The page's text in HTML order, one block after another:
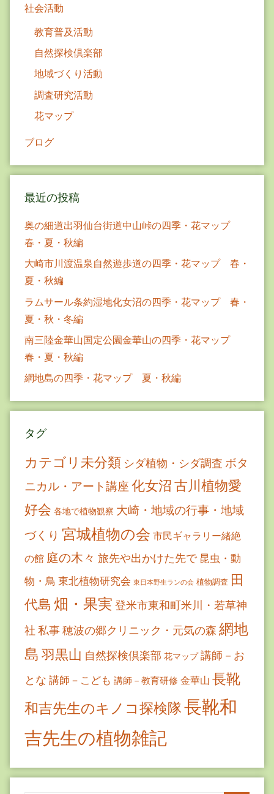
社会活動
教育普及活動
自然探検倶楽部
地域づくり活動
調査研究活動
花マップ
ブログ
最近の投稿
奥の細道出羽仙台街道中山峠の四季・花マップ
春・夏・秋編
大崎市川渡温泉自然遊歩道の四季・花マップ 春・
夏・秋編
ラムサール条約湿地化女沼の四季・花マップ 春・
夏・秋・冬編
南三陸金華山国定公園金華山の四季・花マップ
春・夏・秋編
網地島の四季・花マップ 夏・秋編
タグ
カテゴリ未分類 シダ植物・シダ調査 ボタ
ニカル・アート講座 化女沼古川植物愛
好会 各地で植物観察 大崎・地域の行事・地域
づくり 宮城植物の会 市民ギャラリー緒絶
の館 庭の木々 旅先や出かけた先で 昆虫・動
物・鳥 東北植物研究会 東日本野生ランの会 植物調査 田
代島 畑・果実 登米市東和町米川・若草神
社 私事穂波の郷クリニック・元気の森 網地
島 羽黒山 自然探検倶楽部 花マップ 講師－お
とな 講師－こども 講師－教育研修 金華山 長靴
和吉先生のキノコ探検隊長靴和
吉先生の植物雑記